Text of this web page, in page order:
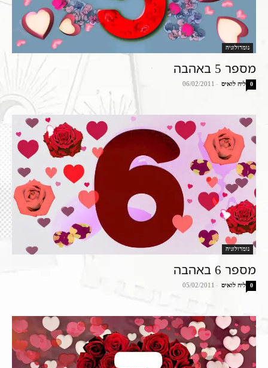
נומרולוגיה
מספר 5 באהבה
ליה לואיס -
06/02/2011 0
נומרולוגיה
מספר 6 באהבה
ליה לואיס -
05/02/2011 0